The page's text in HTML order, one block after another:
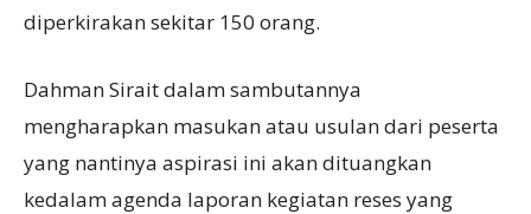
diperkirakan sekitar 150 orang.
Dahman Sirait dalam sambutannya
mengharapkan masukan atau usulan dari peserta
yang nantinya aspirasi ini akan dituangkan
kedalam agenda laporan kegiatan reses yang